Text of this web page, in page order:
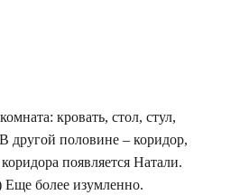
кровать, стол, стул,
другой половине – коридор,
появляется Натали.
Еще более изумленно.